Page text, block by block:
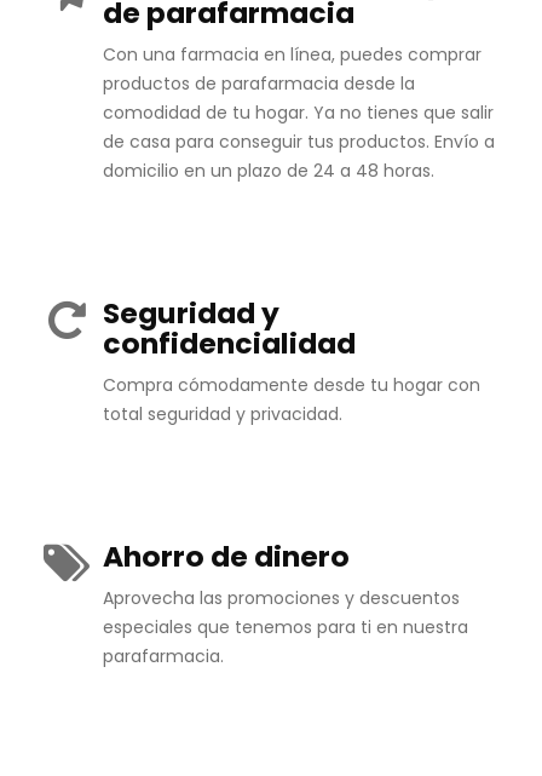
de parafarmacia
Con una farmacia en línea, puedes comprar
productos de parafarmacia desde la
comodidad de tu hogar. Ya no tienes que salir
de casa para conseguir tus productos. Envío a
domicilio en un plazo de 24 a 48 horas.
Seguridad y
confidencialidad
Compra cómodamente desde tu hogar con
total seguridad y privacidad.
Ahorro de dinero
Aprovecha las promociones y descuentos
especiales que tenemos para ti en nuestra
parafarmacia.